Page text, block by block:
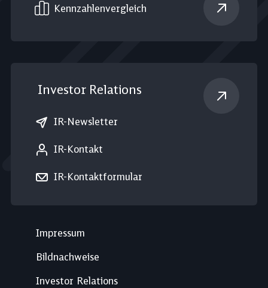
Kennzahlen­vergleich
Investor Relations
IR-Newsletter
IR-Kontakt
IR-Kontaktformular
Impressum
Bildnachweise
Investor Relations